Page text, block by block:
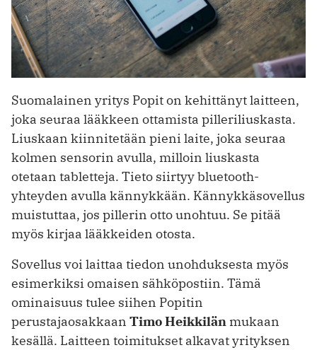
Suomalainen yritys Popit on kehittänyt laitteen,
joka seuraa lääkkeen ottamista pilleri­liuskasta.
Liuskaan kiinnitetään pieni laite, joka seuraa
kolmen sensorin avulla, milloin liuskasta
otetaan tabletteja. Tieto siirtyy bluetooth-
yhteyden avulla ­kännykkään. ­Kännykkäsovellus
muistuttaa, jos pillerin otto unohtuu. Se pitää
myös kirjaa lääkkeiden otosta.
Sovellus voi laittaa tiedon unohduksesta myös
esimerkiksi omaisen sähköpostiin. Tämä
ominaisuus tulee siihen Popitin
perustajaosakkaan Timo Heikkilän mukaan
kesällä. Laitteen toimitukset alkavat yrityksen